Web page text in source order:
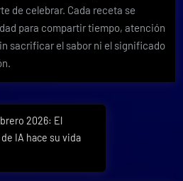
de celebrar. Cada receta se
para compartir tiempo, atención
sacrificar el sabor ni el significado
2026: El
IA hace su vida